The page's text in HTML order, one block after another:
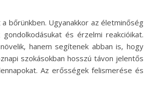
bőrünkben. Ugyanakkor az életminőség
és érzelmi reakcióikat.
hanem segítenek abban is, hogy
szokásokban hosszú távon jelentős
Az erősségek felismerése és